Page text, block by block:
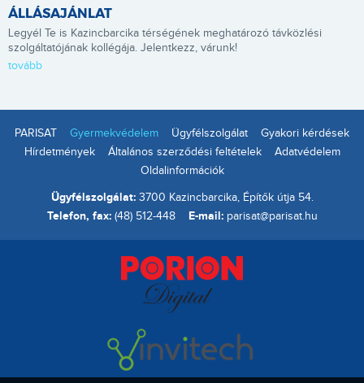
ÁLLÁSAJÁNLAT
Legyél Te is Kazincbarcika térségének meghatározó távközlési
szolgáltatójának kollégája. Jelentkezz, várunk!
tovább
PARISAT Gyermekvédelem Ügyfélszolgálat
Gyakori kérdések
Hírdetmények
Általános szerződési feltételek
Adatvédelem
Oldalinformációk
Ügyfélszolgálat:3700 Kazincbarcika, Építők útja 54.
Telefon, fax:(48) 512-448 E-mail: parisat@parisat.hu